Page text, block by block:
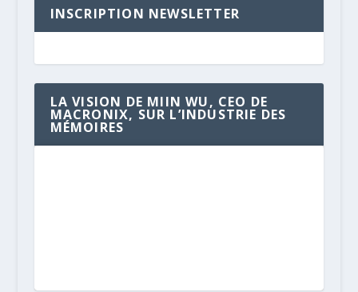
INSCRIPTION NEWSLETTER
LA VISION DE MIIN WU, CEO DE
MACRONIX, SUR L’INDUSTRIE DES
MÉMOIRES